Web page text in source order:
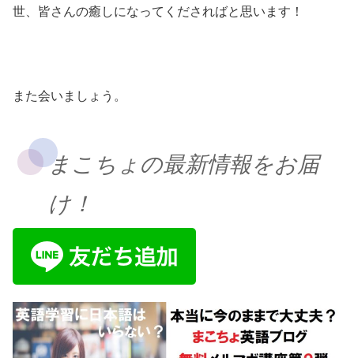
世、皆さんの癒しになってくださればと思います！
また会いましょう。
まこちょの最新情報をお届
け！